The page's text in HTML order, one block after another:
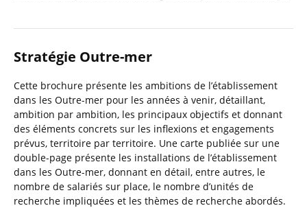
Stratégie Outre-mer
Cette brochure présente les ambitions de l’établissement
dans les Outre-mer pour les années à venir, détaillant,
ambition par ambition, les principaux objectifs et donnant
des éléments concrets sur les inflexions et engagements
prévus, territoire par territoire. Une carte publiée sur une
double-page présente les installations de l’établissement
dans les Outre-mer, donnant en détail, entre autres, le
nombre de salariés sur place, le nombre d’unités de
recherche impliquées et les thèmes de recherche abordés.